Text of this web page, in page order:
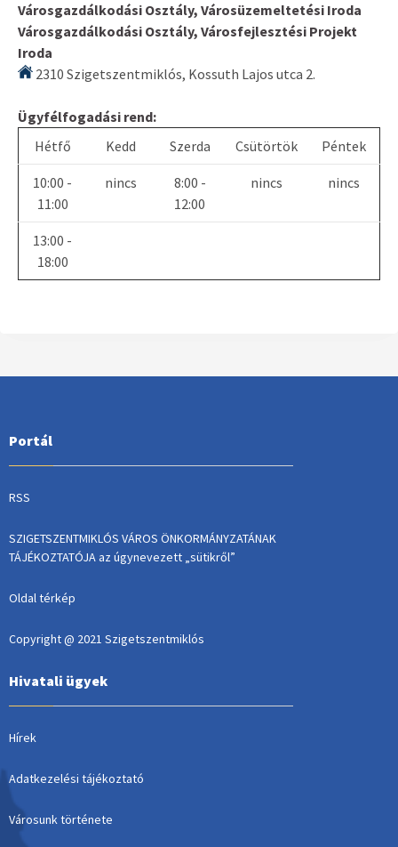
Városgazdálkodási Osztály, Városüzemeltetési Iroda
Városgazdálkodási Osztály, Városfejlesztési Projekt
Iroda
2310 Szigetszentmiklós, Kossuth Lajos utca 2.
Ügyfélfogadási rend:
Hétfő
Kedd Szerda Csütörtök Péntek
10:00 -
11:00
nincs
8:00 -
12:00
nincs nincs
13:00 -
18:00
Portál
RSS
SZIGETSZENTMIKLÓS VÁROS ÖNKORMÁNYZATÁNAK
TÁJÉKOZTATÓJA az úgynevezett „sütikről”
Oldal térkép
Copyright @ 2021 Szigetszentmiklós
Hivatali ügyek
Hírek
Adatkezelési tájékoztató
Városunk története